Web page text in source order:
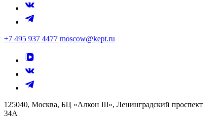
+7 495 937 4477 moscow@kept.ru
125040, Москва, БЦ «Алкон III», Ленинградский проспект
34А